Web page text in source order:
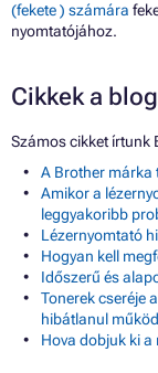
(fekete ) számára
nyomtatójához.
Cikkek a
Számos cikket írtunk
A Brother márka
Amikor a
leggyakoribb
Lézernyomtató
Hogyan kell
Időszerű és
Tonerek cseréje
hibátlanul
Hova dobjuk ki a